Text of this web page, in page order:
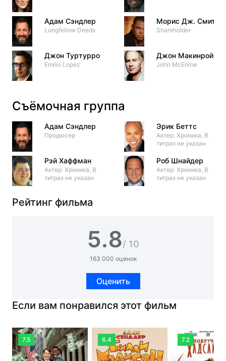
Адам Сэндлер
Longfellow Deeds
Джон Туртурро
Emilio Lopez
Морис Дж. Смит
Shareholder
Джон Макинрой
John McEnroe
Съёмочная группа
Адам Сэндлер
Продюсер
Рэй Хаффман
Актер: Хроника, В
титрах не указан
Эрик Беттс
Актер: Хроника, В
титрах не указан
Роб Шнайдер
Актер: Хроника, В
титрах не указан
Рейтинг фильма
5.8/ 10
163 000 оценок
Оценить
Если вам понравился этот фильм
7.5 6.4 7.2